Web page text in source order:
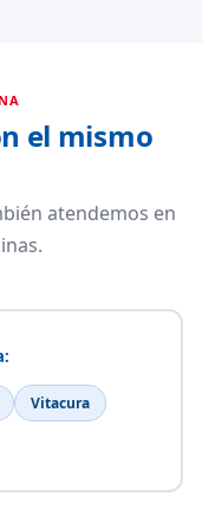
el mismo
atendemos en
Vitacura